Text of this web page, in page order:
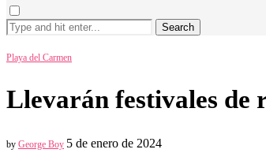
Search
Playa del Carmen
Llevarán festivales de
by George Boy 5 de enero de 2024